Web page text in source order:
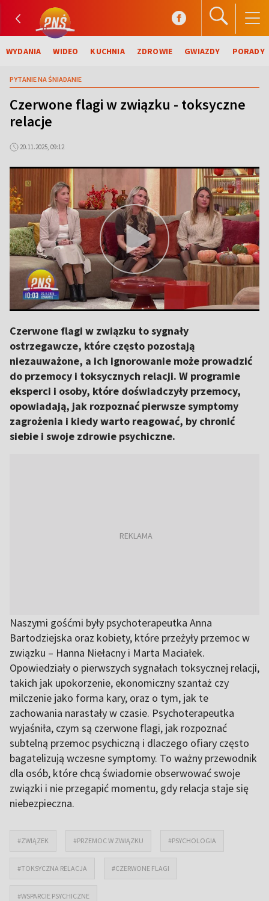
WYDANIA WIDEO KUCHNIA ZDROWIE GWIAZDY PORADY
PYTANIE NA ŚNIADANIE
Czerwone flagi w związku - toksyczne
relacje
20.11.2025, 09:12
Czerwone flagi w związku to sygnały
ostrzegawcze, które często pozostają
niezauważone, a ich ignorowanie może prowadzić
do przemocy i toksycznych relacji. W programie
eksperci i osoby, które doświadczyły przemocy,
opowiadają, jak rozpoznać pierwsze symptomy
zagrożenia i kiedy warto reagować, by chronić
siebie i swoje zdrowie psychiczne.
Naszymi gośćmi były psychoterapeutka Anna
Bartodziejska oraz kobiety, które przeżyły przemoc w
związku – Hanna Niełacny i Marta Maciałek.
Opowiedziały o pierwszych sygnałach toksycznej relacji,
takich jak upokorzenie, ekonomiczny szantaż czy
milczenie jako forma kary, oraz o tym, jak te
zachowania narastały w czasie. Psychoterapeutka
wyjaśniła, czym są czerwone flagi, jak rozpoznać
subtelną przemoc psychiczną i dlaczego ofiary często
bagatelizują wczesne symptomy. To ważny przewodnik
dla osób, które chcą świadomie obserwować swoje
związki i nie przegapić momentu, gdy relacja staje się
niebezpieczna.
#ZWIĄZEK #PRZEMOC W ZWIĄZKU #PSYCHOLOGIA
#TOKSYCZNA RELACJA #CZERWONE FLAGI
#WSPARCIE PSYCHICZNE